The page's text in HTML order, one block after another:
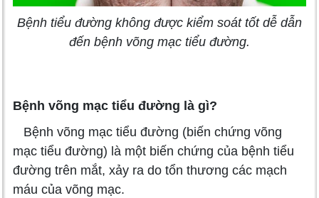
Bệnh tiểu đường không được kiểm soát tốt dễ dẫn
đến bệnh võng mạc tiểu đường.
Bệnh võng mạc tiểu đường là gì?
Bệnh võng mạc tiểu đường (biến chứng võng
mạc tiểu đường) là một biến chứng của bệnh tiểu
đường trên mắt, xảy ra do tổn thương các mạch
máu của võng mạc.